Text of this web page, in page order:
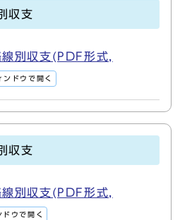
収支
別収支(PDF形式,
ンドウで開く
収支
別収支(PDF形式,
ドウで開く